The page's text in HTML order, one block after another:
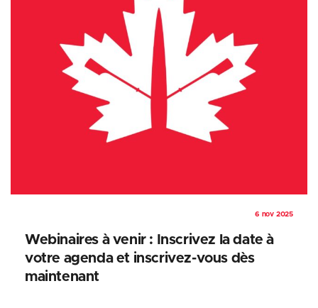
6 nov 2025
Webinaires à venir : Inscrivez la date à
votre agenda et inscrivez-vous dès
maintenant